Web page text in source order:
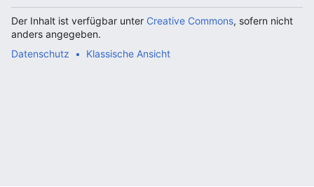
Der Inhalt ist verfügbar unter Creative Commons, sofern nicht
anders angegeben.
Datenschutz
Klassische Ansicht